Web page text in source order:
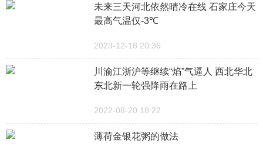
未来三天河北依然晴冷在线 石家庄今天
最高气温仅-3℃
2023-12-18 20:36
川渝江浙沪等继续“焰”气逼人 西北华北
东北新一轮强降雨在路上
2022-08-20 18:22
薄荷金银花粥的做法